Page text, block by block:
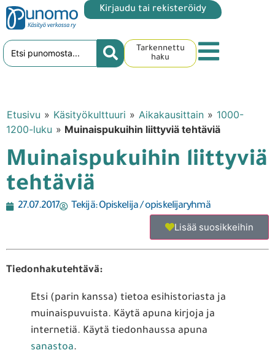
Kirjaudu tai rekisteröidy
Tarkennettu
haku
Etusivu » Käsityökulttuuri » Aikakausittain » 1000-
1200-luku » Muinaispukuihin liittyviä tehtäviä
Muinaispukuihin liittyviä
tehtäviä
27.07.2017 Tekijä:Opiskelija / opiskelijaryhmä
Lisää suosikkeihin
Tiedonhakutehtävä:
Etsi (parin kanssa) tietoa esihistoriasta ja
muinaispuvuista. Käytä apuna kirjoja ja
internetiä. Käytä tiedonhaussa apuna
sanastoa.